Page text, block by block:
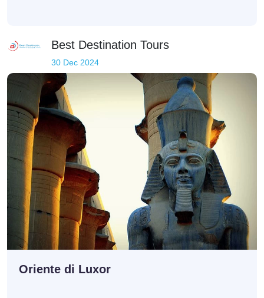
Best Destination Tours
30 Dec 2024
Oriente di Luxor